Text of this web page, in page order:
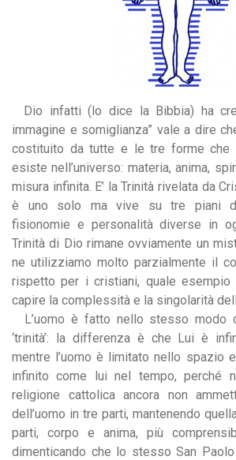
Dio infatti (lo dice la Bibbia) ha
immagine e somiglianza” vale a dire
costituito da tutte e le tre forme che
esiste nell’universo: materia, anima,
misura infinita. E’ la Trinità rivelata da
è uno solo ma vive su tre piani
fisionomie e personalità diverse in
Trinità di Dio rimane ovviamente un
ne utilizziamo molto parzialmente il
rispetto per i cristiani, quale
capire la complessità e la singolarità
L’uomo è fatto nello stesso modo
‘trinità’: la differenza è che Lui è
mentre l’uomo è limitato nello spazio
infinito come lui nel tempo, perché
religione cattolica ancora non
dell’uomo in tre parti, mantenendo
parti, corpo e anima, più
dimenticando che lo stesso San